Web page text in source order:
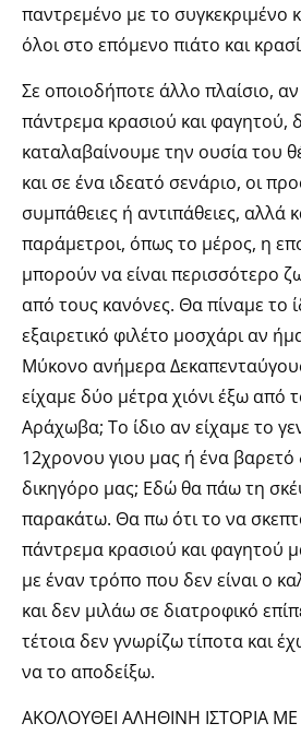
παντρεμένο με το συγκεκριμένο
όλοι στο επόμενο πιάτο και
Σε οποιοδήποτε άλλο πλαίσιο, αν
πάντρεμα κρασιού και φαγητού,
καταλαβαίνουμε την ουσία του
και σε ένα ιδεατό σενάριο, οι
συμπάθειες ή αντιπάθειες, αλλά
παράμετροι, όπως το μέρος, η
μπορούν να είναι περισσότερο
από τους κανόνες. Θα πίναμε το
εξαιρετικό φιλέτο μοσχάρι αν
Μύκονο ανήμερα
είχαμε δύο μέτρα χιόνι έξω από
Αράχωβα; Το ίδιο αν είχαμε το
12χρονου γιου μας ή ένα βαρετό
δικηγόρο μας; Εδώ θα πάω τη
παρακάτω. Θα πω ότι το να
πάντρεμα κρασιού και φαγητού
με έναν τρόπο που δεν είναι ο
και δεν μιλάω σε διατροφικό
τέτοια δεν γνωρίζω τίποτα και
να το αποδείξω.
ΑΚΟΛΟΥΘΕΙ ΑΛΗΘΙΝΗ ΙΣΤΟΡΙΑ